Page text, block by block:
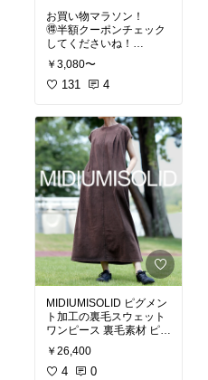
お買い物マラソン！
🉐半額クーポンチェック
してくださいね！
#オリジナル写真
い！
「安全設計フレーム」 オ
フホワイト
折りたたみ傘は袋に収納
する際に
いつもストレスを感じて
いましたが
こちらの傘は形状記憶で
しまうのがとっても楽で
す。
ワンタッチの開閉がこん
なに 楽なものなんだと感
動してます。
自動開閉なのに軽くて 持
ん。
オフホワイトのクリーン
￥3,080〜
131 4
MIDIUMISOLID ピグメン
ト加工の裏毛スウェット
ワンピース 裏毛素材 ピグ
メント染 レディース 柿渋
ブラウン ロングワンピー
ス ミディウミソリッド 3-
￥26,400
4 0